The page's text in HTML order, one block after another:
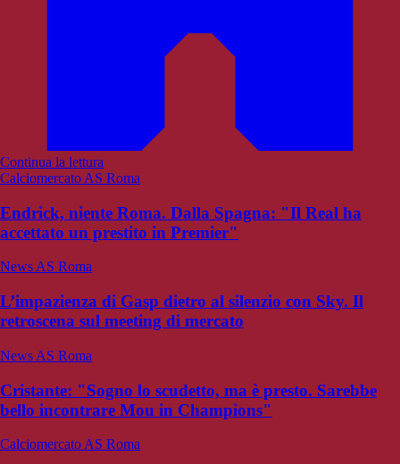
Continua la lettura
Calciomercato AS Roma
Endrick, niente Roma. Dalla Spagna: "Il Real ha
accettato un prestito in Premier"
News AS Roma
L’impazienza di Gasp dietro al silenzio con Sky. Il
retroscena sul meeting di mercato
News AS Roma
Cristante: "Sogno lo scudetto, ma è presto. Sarebbe
bello incontrare Mou in Champions"
Calciomercato AS Roma